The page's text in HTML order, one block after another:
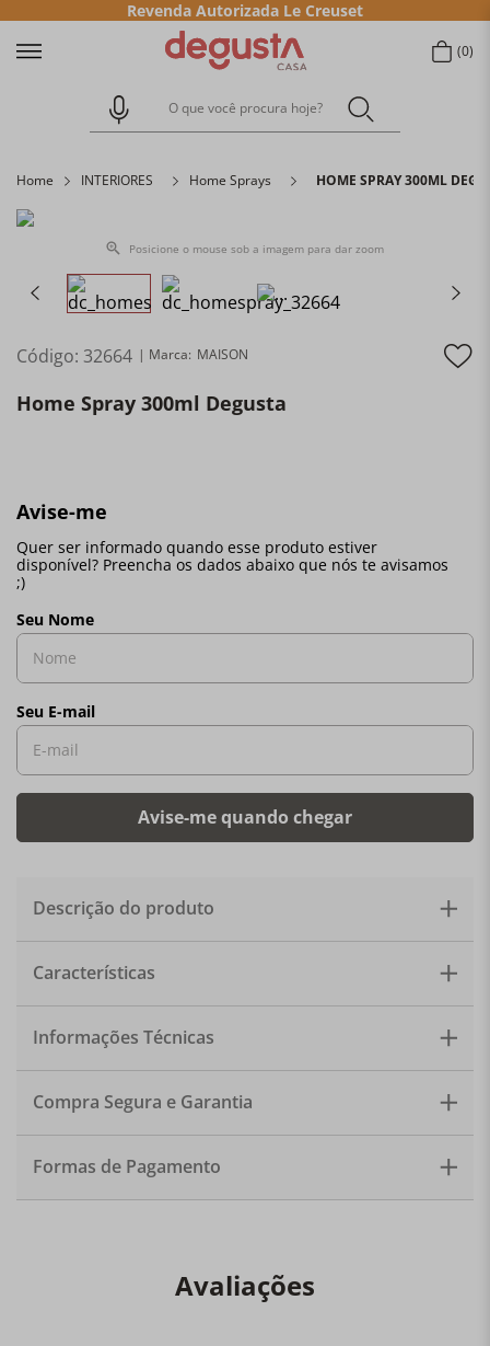
Revenda Autorizada Le Creuset
0
O que você procura hoje?
Home INTERIORES Home Sprays HOME SPRAY 300ML
Posicione o mouse sob a imagem para dar zoom
Código: 32664 MAISON
Home Spray 300ml Degusta
Descrição do produto
Deixe sua casa ainda mais aconchegante com o home
spray da marca Degusta Casa! Com design exclusivo,
também decora ambientes e são uma excelente opção
8x13cm. Quantidade: 1 home spray. NÃO TROCAMOS
Características
Informações Técnicas
Compra Segura e Garantia
Formas de Pagamento
Avaliações